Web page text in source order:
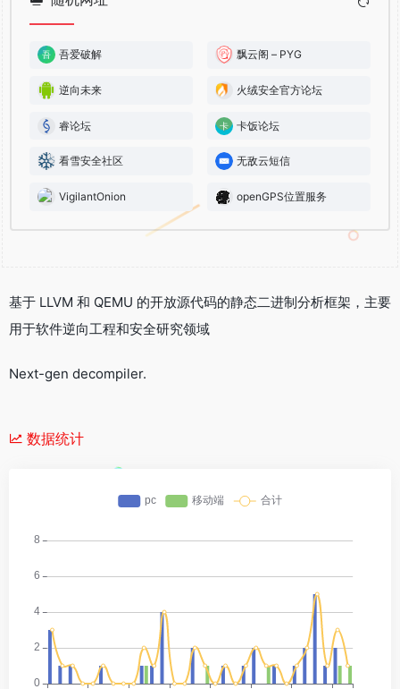
吾爱破解 飘云阁 – PYG
逆向未来 火绒安全官方论坛
睿论坛 卡饭论坛
看雪安全社区 无敌云短信
VigilantOnion openGPS位置服务
基于 LLVM 和 QEMU 的开放源代码的静态二进制分析框架，主要
用于软件逆向工程和安全研究领域
Next-gen decompiler.
数据统计